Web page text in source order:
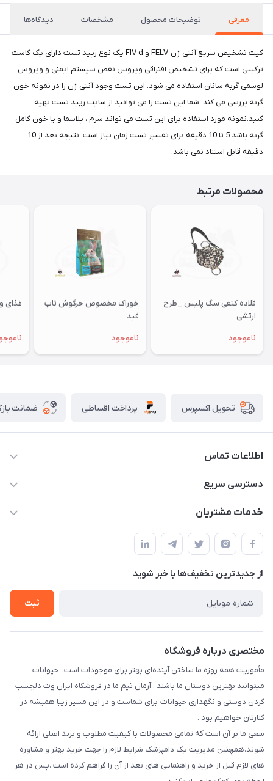
معرفی توضیحات محصول مشخصات دیدگاه‌ها
کیت تشخیص سریع آنتی ژن FELV و FIV d یک نوع رپید تست دارای یک کاست
ترکیبی است که برای تشخیص افتراقی ویروس نقص سیستم ایمنی و ویروس
لوسمی گربه سانان استفاده می شود. این تست وجود آنتی ژن را در نمونه خون
گربه بررسی می کند. شما این تست را می توانید از سایت رپید تست تهیه
کنید.نمونه مورد استفاده برای این تست می تواند سرم ، پلاسما و یا خون کامل
گربه باشد.5 تا 10 دقیقه برای تفسیر تست زمان نیاز است. نتیجه بعد از 10
دقیقه قابل استناد نمی باشد.
محصولات مرتبط
قلاده کتفی سگ پلیس _طرح
ارتشی
ناموجود
خوراک مخصوص خرگوش تاپ
فید
ناموجود
غذای
تحویل اکسپرس پرداخت اقساطی ضمانت
اطلاعات تماس
07154503736-09120986090
دسترسی سریع
حساب کاربری
درباره ما
تماس با ما
خدمات مشتریان
قوانین و مقررات
حفظ حریم شخصی
سوالات متداول
شرایط ارسال رایگان
از جدید‌ترین تخفیف‌ها با‌ خبر شوید
ثبت
مختصری درباره فروشگاه
مأموریت همه روزه ما ساختن آینده‌ای بهتر برای موجودات است . حیوانات
میتوانند بهترین دوستان ما باشند . آرمان تیم ما در فروشگاه ایران وِت دلچسب
کردن دوستی و نگهداری حیوانات برای شماست و در این مسیر زیبا همیشه در
کنارتان خواهیم بود .
سعی ما بر آن است که تمامی محصولات با کیفیت مطلوب و برند اصلی ارائه
شوند،همچنین مدیریت یک دامپزشک شرایط لازم را جهت خرید بهتر و مشاوره
های لازم قبل از خرید و راهنمایی های بعد از آن را فراهم کرده است ،پس در هر